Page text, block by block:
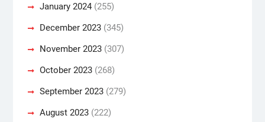
January 2024(255)
December 2023(345)
November 2023(307)
October 2023(268)
September 2023(279)
August 2023(222)